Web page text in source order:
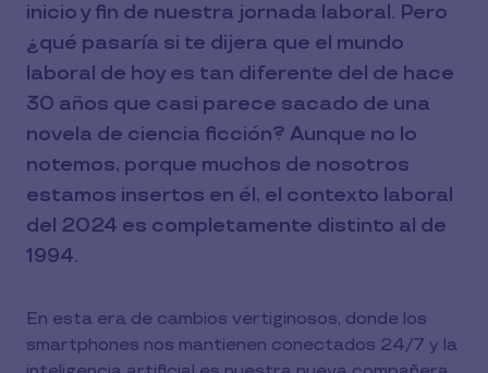
inicio y fin de nuestra jornada laboral. Pero
¿qué pasaría si te dijera que el mundo
laboral de hoy es tan diferente del de hace
30 años que casi parece sacado de una
novela de ciencia ficción? Aunque no lo
notemos, porque muchos de nosotros
estamos insertos en él, el contexto laboral
del 2024 es completamente distinto al de
1994.
En esta era de cambios vertiginosos, donde los
smartphones nos mantienen conectados 24/7 y la